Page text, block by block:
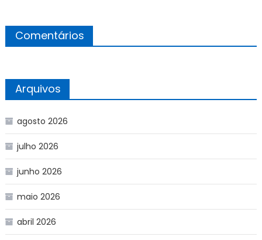
Comentários
Arquivos
agosto 2026
julho 2026
junho 2026
maio 2026
abril 2026